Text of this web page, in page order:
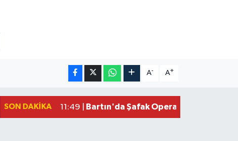
A- A+
SON DAKIKA 11:49 | Bartın'da Şafak Operasyonu: 5